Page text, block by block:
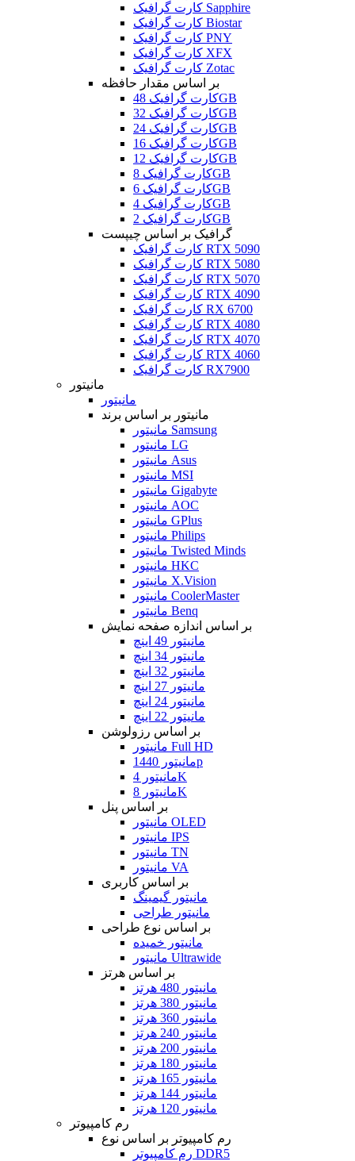
کارت گرافیک Sapphire
کارت گرافیک Biostar
کارت گرافیک PNY
کارت گرافیک XFX
کارت گرافیک Zotac
بر اساس مقدار حافظه
کارت گرافیک 48GB
کارت گرافیک 32GB
کارت گرافیک 24GB
کارت گرافیک 16GB
کارت گرافیک 12GB
کارت گرافیک 8GB
کارت گرافیک 6GB
کارت گرافیک 4GB
کارت گرافیک 2GB
گرافیک بر اساس چیپست
کارت گرافیک RTX 5090
کارت گرافیک RTX 5080
کارت گرافیک RTX 5070
کارت گرافیک RTX 4090
کارت گرافیک RX 6700
کارت گرافیک RTX 4080
کارت گرافیک RTX 4070
کارت گرافیک RTX 4060
کارت گرافیک RX7900
مانیتور
مانیتور
مانیتور بر اساس برند
مانیتور Samsung
مانیتور LG
مانیتور Asus
مانیتور MSI
مانیتور Gigabyte
مانیتور AOC
مانیتور GPlus
مانیتور Philips
مانیتور Twisted Minds
مانیتور HKC
مانیتور X.Vision
مانیتور CoolerMaster
مانیتور Benq
بر اساس اندازه صفحه نمایش
مانیتور 49 اینچ
مانیتور 34 اینچ
مانیتور 32 اینچ
مانیتور 27 اینچ
مانیتور 24 اینچ
مانیتور 22 اینچ
بر اساس رزولوشن
مانیتور Full HD
مانیتور 1440p
مانیتور 4K
مانیتور 8K
بر اساس پنل
مانیتور OLED
مانیتور IPS
مانیتور TN
مانیتور VA
بر اساس کاربری
مانیتور گیمینگ
مانیتور طراحی
بر اساس نوع طراحی
مانیتور خمیده
مانیتور Ultrawide
بر اساس هرتز
مانیتور 480 هرتز
مانیتور 380 هرتز
مانیتور 360 هرتز
مانیتور 240 هرتز
مانیتور 200 هرتز
مانیتور 180 هرتز
مانیتور 165 هرتز
مانیتور 144 هرتز
مانیتور 120 هرتز
رم کامپیوتر
رم کامپیوتر بر اساس نوع
رم کامپیوتر DDR5